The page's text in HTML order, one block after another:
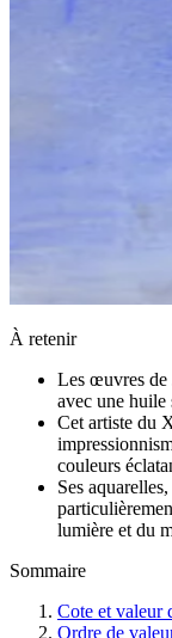
À retenir
Les œuvres de
avec une huile
Cet artiste du
couleurs
Ses
lumière et du
Sommaire
Cote et valeur
Ordre de